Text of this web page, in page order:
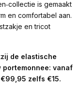
is gemaakt
en comfortabel aan.
en tricot
de elastische
portemonnee: vanaf
zelfs €15.